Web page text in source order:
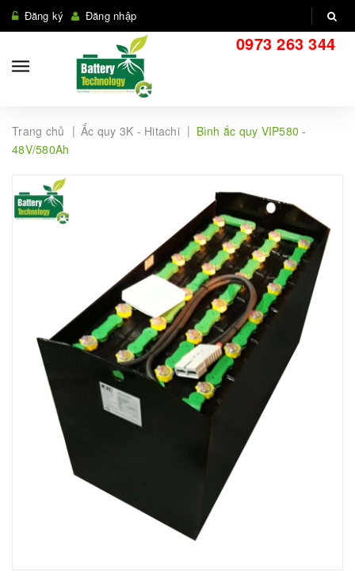
Đăng ký Đăng nhập
0973 263 344
Trang chủ | Ắc quy 3K - Hitachi | Bình ắc quy VIP580 -
48V/580Ah